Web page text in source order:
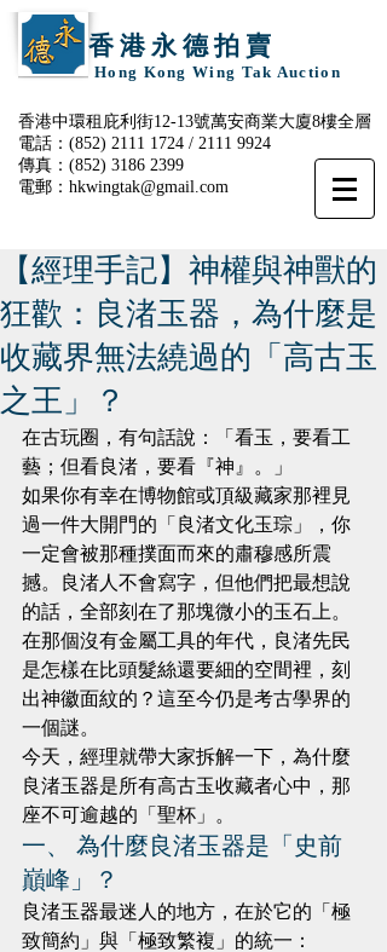
香 港 永 德 拍 賣
Hong Kong Wing Tak Auction
香港中環租庇利街12-13號萬安商業大廈8樓全層
電話：(852) 2111 1724 / 2111 9924
傳真：(852) 3186 2399
電郵： hkwingtak@gmail.com
【經理手記】神權與神獸的
狂歡：良渚玉器，為什麼是
收藏界無法繞過的「高古玉
之王」？
在古玩圈，有句話說：「看玉，要看工
藝；但看良渚，要看『神』。」
如果你有幸在博物館或頂級藏家那裡見
過一件大開門的「良渚文化玉琮」，你
一定會被那種撲面而來的肅穆感所震
撼。良渚人不會寫字，但他們把最想說
的話，全部刻在了那塊微小的玉石上。
在那個沒有金屬工具的年代，良渚先民
是怎樣在比頭髮絲還要細的空間裡，刻
出神徽面紋的？這至今仍是考古學界的
一個謎。
今天，經理就帶大家拆解一下，為什麼
良渚玉器是所有高古玉收藏者心中，那
座不可逾越的「聖杯」。
一、 為什麼良渚玉器是「史前
巔峰」？
良渚玉器最迷人的地方，在於它的「極
致簡約」與「極致繁複」的統一：